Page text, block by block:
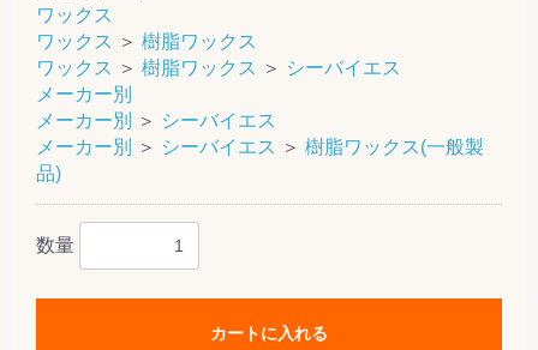
ワックス
ワックス ＞ 樹脂ワックス
ワックス ＞ 樹脂ワックス ＞ シーバイエス
メーカー別
メーカー別
＞ シーバイエス
メーカー別
＞ シーバイエス ＞ 樹脂ワックス(一般製
品)
数量
カートに入れる